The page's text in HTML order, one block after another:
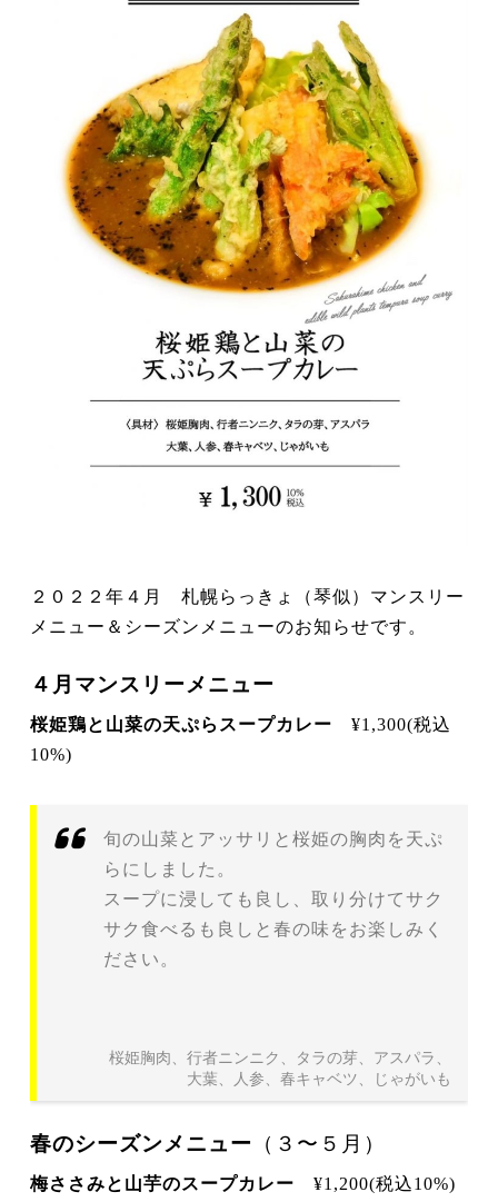
２０２２年４月 札幌らっきょ（琴似）マンスリー
メニュー＆シーズンメニューのお知らせです。
４月マンスリーメニュー
桜姫鶏と山菜の天ぷらスープカレー¥1,300(税込
10%)
旬の山菜とアッサリと桜姫の胸肉を天ぷ
らにしました。
スープに浸しても良し、取り分けてサク
サク食べるも良しと春の味をお楽しみく
ださい。
桜姫胸肉、行者ニンニク、タラの芽、アスパラ、
大葉、人参、春キャベツ、じゃがいも
春のシーズンメニュー （３〜５月）
梅ささみと山芋のスープカレー¥1,200(税込10%)